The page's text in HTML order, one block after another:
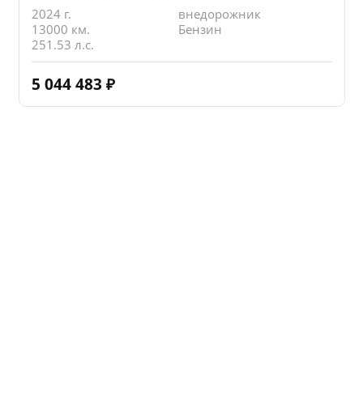
2024 г.
внедорожник
13000 км.
Бензин
251.53 л.с.
5 044 483 ₽